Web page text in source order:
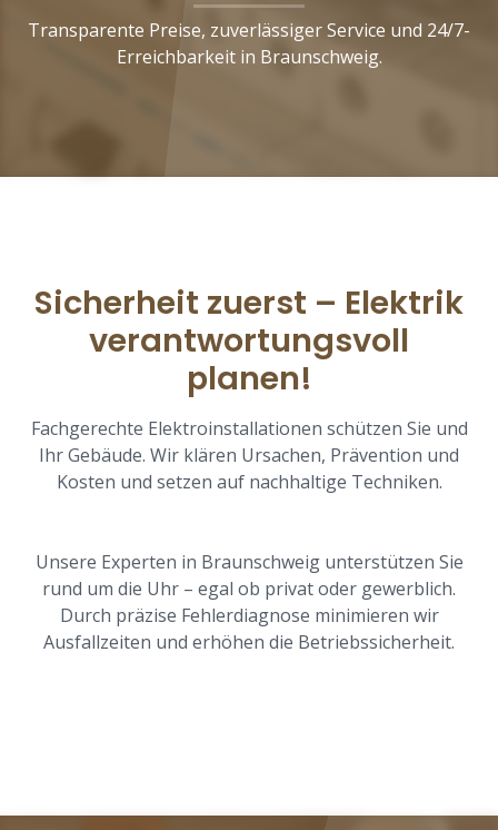
Transparente Preise, zuverlässiger Service und 24/7-
Erreichbarkeit in Braunschweig.
Sicherheit zuerst – Elektrik
verantwortungsvoll
planen!
Fachgerechte Elektroinstallationen schützen Sie und
Ihr Gebäude. Wir klären Ursachen, Prävention und
Kosten und setzen auf nachhaltige Techniken.
Unsere Experten in Braunschweig unterstützen Sie
rund um die Uhr – egal ob privat oder gewerblich.
Durch präzise Fehlerdiagnose minimieren wir
Ausfallzeiten und erhöhen die Betriebssicherheit.